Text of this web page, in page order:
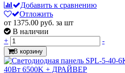
Добавить к сравнению
Отложить
от 1375.00 руб. за шт
В наличии
+
-
В корзину